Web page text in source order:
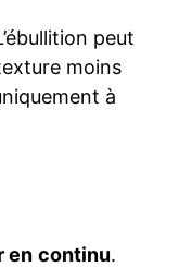
peut
moins
à
en continu.